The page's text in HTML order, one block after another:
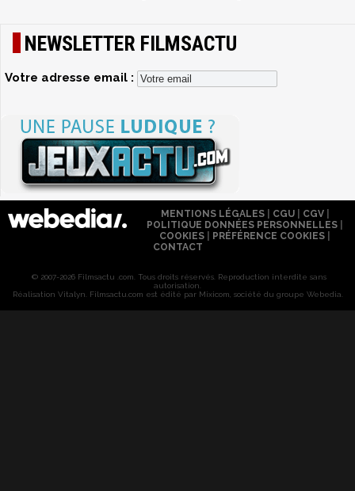
NEWSLETTER FILMSACTU
Votre adresse email :
MENTIONS LÉGALES| CGU| CGV|
POLITIQUE DONNÉES PERSONNELLES
COOKIES
PRÉFÉRENCE COOKIES
CONTACT
© 2007-2026 Filmsactu .com. Tous droits réservés. Reproduction interdite sans
autorisation.
Réalisation Vitalyn . Filmsactu .com est édité par Mixicom, société du groupe Webedia.